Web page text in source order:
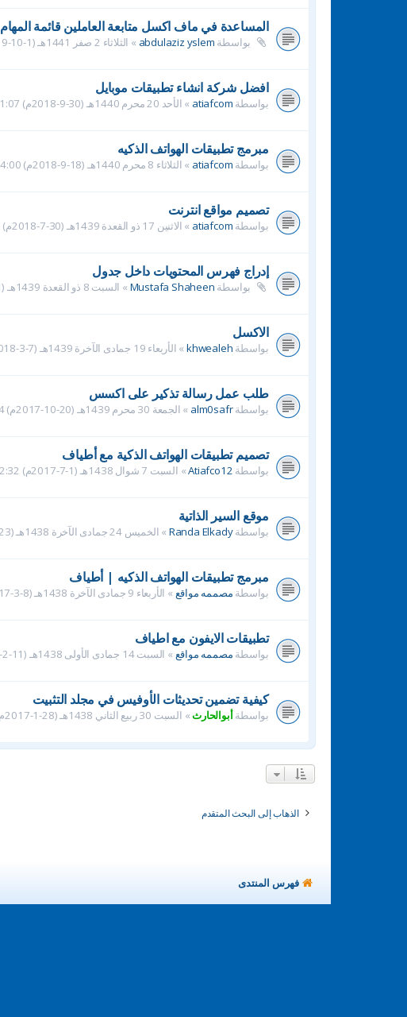
المساعدة في ماف اكسل متابعة العاملين قائمة المهام
بواسطة abdulaziz yslem
» الثلاثاء 2 صفر 1441هـ (1-10-2019م) 8:48 pm
افضل شركة انشاء تطبيقات موبايل
بواسطة atiafcom
» الأحد 20 محرم 1440هـ (30-9-2018م) 1:07 pm
مبرمج تطبيقات الهواتف الذكيه
بواسطة atiafcom
» الثلاثاء 8 محرم 1440هـ (18-9-2018م) 4:00 pm
تصميم مواقع انترنت
بواسطة atiafcom
» الاثنين 17 ذو القعدة 1439هـ (30-7-2018م) 3:37 pm
إدراج فهرس المحتويات داخل جدول
بواسطة Mustafa Shaheen
» السبت 8 ذو القعدة 1439هـ (21-7-2018م) 5:53 pm
الاكسل
بواسطة khwealeh
» الأربعاء 19 جمادى الآخرة 1439هـ (7-3-2018م) 11:12 am
طلب عمل رسالة تذكير على اكسس
بواسطةalm0safr
» الجمعة 30 محرم 1439هـ (20-10-2017م) 8:54 pm
تصميم تطبيقات الهواتف الذكية مع أطياف
بواسطة Atiafco12
» السبت 7 شوال 1438هـ (1-7-2017م) 12:32 pm
موقع السير الذاتية
بواسطةRanda Elkady
» الخميس 24 جمادى الآخرة 1438هـ (23-3-2017م) 11:40 pm
مبرمج تطبيقات الهواتف الذكيه | أطياف
بواسطة مصممه مواقع » الأربعاء 9 جمادى الآخرة 1438هـ (8-3-2017م) 2:39 pm
تطبيقات الايفون مع اطياف
بواسطة مصممه مواقع » السبت 14 جمادى الأولى 1438هـ (11-2-2017م) 11:14 pm
كيفية تضمين تحديثات الأوفيس في مجلد التثبيت
بواسطةأبوالحارث» السبت 30 ربيع الثاني 1438هـ (28-1-2017م) 7:35 am
الذهاب إلى البحث المتقدم
فهرس المنتدى